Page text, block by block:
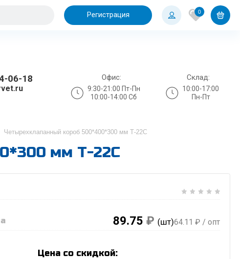
Регистрация 0
06-18 Офис:
9:30-21:00 Пт-Пн
10:00-14:00 Сб
Склад:
10:00-17:00
Пн-Пт
Четырехклапанный короб 500*400*300 мм Т-22С
мм Т-22С
89.75 ₽ (шт)64.11 ₽ / опт
Цена со скидкой: